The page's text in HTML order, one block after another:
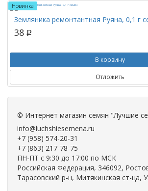
Новинка
Земляника ремонтантная Руяна, 0,1 г
38 p
В корзину
Отложить
© Интернет магазин семян "Лучшие
info@luchshiesemena.ru
+7 (958) 574-20-31
+7 (863) 217-78-75
ПН-ПТ с 9:30 до 17:00 по МСК
Российская Федерация, 346092,
Тарасовский р-н, Митякинская ст-ца,